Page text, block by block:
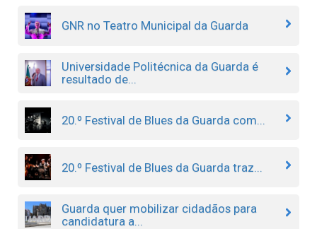
GNR no Teatro Municipal da Guarda
Universidade Politécnica da Guarda é
resultado de...
20.º Festival de Blues da Guarda com...
20.º Festival de Blues da Guarda traz...
Guarda quer mobilizar cidadãos para
candidatura a...